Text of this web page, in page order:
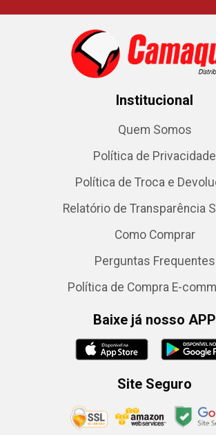
Institucional
Quem Somos
Política de Privacidade
Política de Troca e
Relatório de Transparência
Como Comprar
Perguntas Frequentes
Política de Compra E-
Baixe já nosso APP
Site Seguro